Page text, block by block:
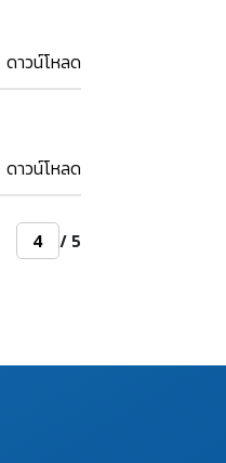
ดาวน์โหลด
ดาวน์โหลด
/ 5